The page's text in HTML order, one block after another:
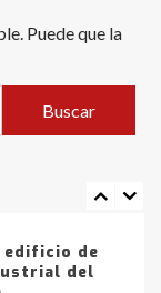
Puede que la
gran parte
en la
edificio de
del